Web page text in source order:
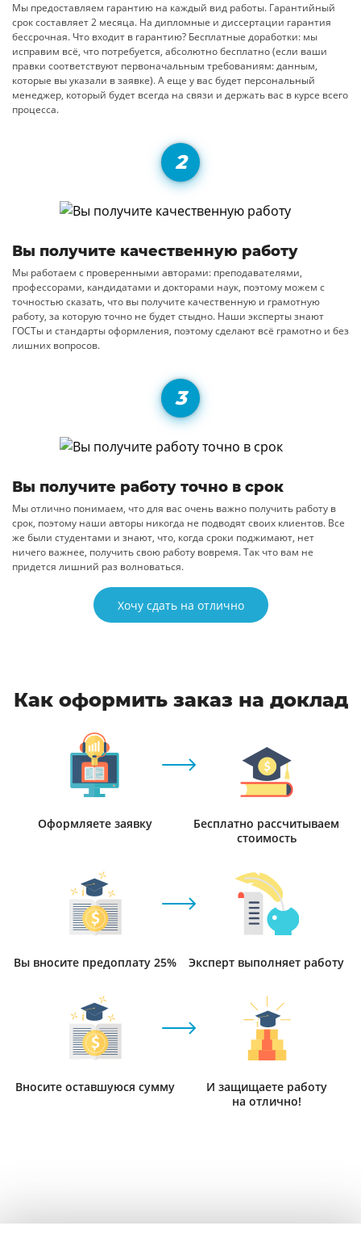
Мы предоставляем гарантию на каждый вид работы. Гарантийный
срок составляет 2 месяца. На дипломные и диссертации гарантия
бессрочная. Что входит в гарантию? Бесплатные доработки: мы
исправим всё, что потребуется, абсолютно бесплатно (если ваши
правки соответствуют первоначальным требованиям: данным,
которые вы указали в заявке). А еще у вас будет персональный
менеджер, который будет всегда на связи и держать вас в курсе всего
процесса.
Вы получите качественную работу
Мы работаем с проверенными авторами: преподавателями,
профессорами, кандидатами и докторами наук, поэтому можем с
точностью сказать, что вы получите качественную и грамотную
работу, за которую точно не будет стыдно. Наши эксперты знают
ГОСТы и стандарты оформления, поэтому сделают всё грамотно и без
лишних вопросов.
Вы получите работу точно в срок
Мы отлично понимаем, что для вас очень важно получить работу в
срок, поэтому наши авторы никогда не подводят своих клиентов. Все
же были студентами и знают, что, когда сроки поджимают, нет
ничего важнее, получить свою работу вовремя. Так что вам не
придется лишний раз волноваться.
Хочу сдать на отлично
Как оформить заказ на доклад
Оформляете заявку
Бесплатно рассчитываем
стоимость
Вы вносите предоплату 25% Эксперт выполняет работу
Вносите оставшуюся сумму
И защищаете работу
на отлично!